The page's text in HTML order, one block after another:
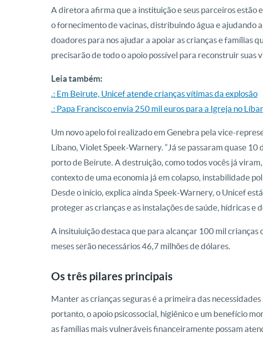
A diretora afirma que a instituição e seus parceiros estão
o fornecimento de vacinas, distribuindo água e ajudando
doadores para nos ajudar a apoiar as crianças e famílias
precisarão de todo o apoio possível para reconstruir suas
Leia também:
.: Em Beirute, Unicef atende crianças vítimas da explosão
.: Papa Francisco envia 250 mil euros para a Igreja no
Um novo apelo foi realizado em Genebra pela vice-
Líbano, Violet Speek-Warnery. “Já se passaram quase 10
porto de Beirute. A destruição, como todos vocês já
contexto de uma economia já em colapso, instabilidade
Desde o início, explica ainda Speek-Warnery, o Unicef
proteger as crianças e as instalações de saúde, hídricas e
A insituiuição destaca que para alcançar 100 mil crianças
meses serão necessários 46,7 milhões de dólares.
Os três pilares principais
Manter as crianças seguras é a primeira das
portanto, o apoio psicossocial, higiênico e um benefício
as famílias mais vulneráveis financeiramente possam